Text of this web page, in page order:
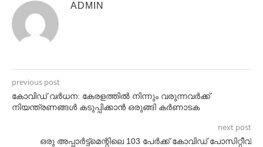
ADMIN
previous post
കോവിഡ് വർധന: കേരളത്തിൽ നിന്നും വരുന്നവർക്ക്
നിയന്ത്രണങ്ങള്‍ കടുപ്പിക്കാൻ ഒരുങ്ങി കർണാടക
next post
ഒരു അപ്പാർട്ട്മെന്റിലെ 103 പേർക്ക് കോവിഡ് പോസിറ്റീവ്